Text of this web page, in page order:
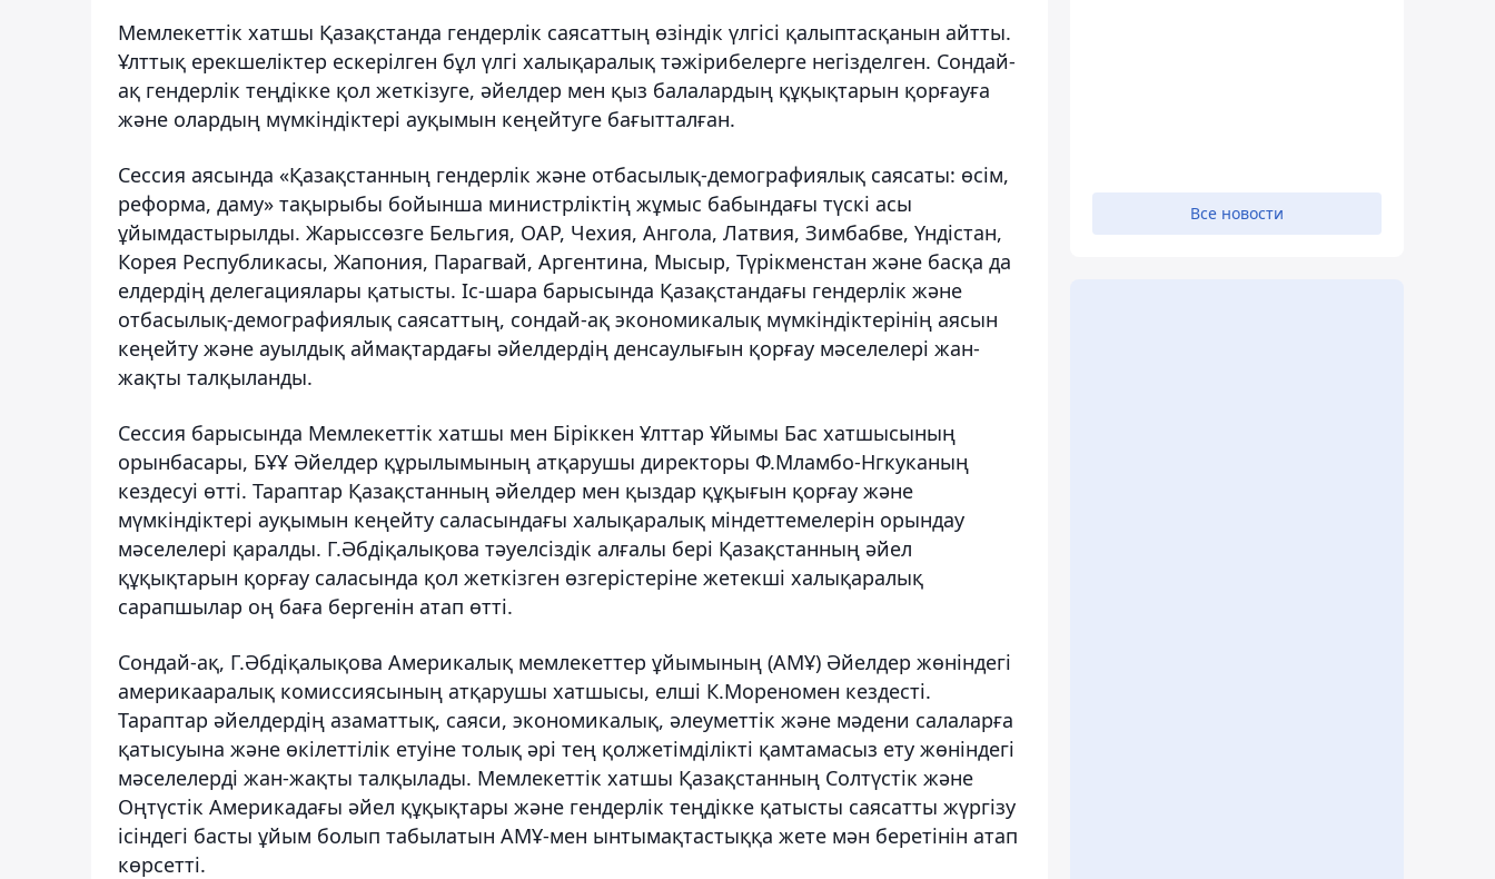
Мемлекеттік хатшы Қазақстанда гендерлік саясаттың өзіндік үлгісі қалыптасқанын айтты.
Ұлттық ерекшеліктер ескерілген бұл үлгі халықаралық тәжірибелерге негізделген. Сондай-
ақ гендерлік теңдікке қол жеткізуге, әйелдер мен қыз балалардың құқықтарын қорғауға
және олардың мүмкіндіктері ауқымын кеңейтуге бағытталған.
Сессия аясында «Қазақстанның гендерлік және отбасылық-демографиялық саясаты: өсім,
реформа, даму» тақырыбы бойынша министрліктің жұмыс бабындағы түскі асы
ұйымдастырылды. Жарыссөзге Бельгия, ОАР, Чехия, Ангола, Латвия, Зимбабве, Үндістан,
Корея Республикасы, Жапония, Парагвай, Аргентина, Мысыр, Түрікменстан және басқа да
елдердің делегациялары қатысты. Іс-шара барысында Қазақстандағы гендерлік және
отбасылық-демографиялық саясаттың, сондай-ақ экономикалық мүмкіндіктерінің аясын
кеңейту және ауылдық аймақтардағы әйелдердің денсаулығын қорғау мәселелері жан-
жақты талқыланды.
Сессия барысында Мемлекеттік хатшы мен Біріккен Ұлттар Ұйымы Бас хатшысының
орынбасары, БҰҰ Әйелдер құрылымының атқарушы директоры Ф.Мламбо-Нгкуканың
кездесуі өтті. Тараптар Қазақстанның әйелдер мен қыздар құқығын қорғау және
мүмкіндіктері ауқымын кеңейту саласындағы халықаралық міндеттемелерін орындау
мәселелері қаралды. Г.Әбдіқалықова тәуелсіздік алғалы бері Қазақстанның әйел
құқықтарын қорғау саласында қол жеткізген өзгерістеріне жетекші халықаралық
сарапшылар оң баға бергенін атап өтті.
Сондай-ақ, Г.Әбдіқалықова Америкалық мемлекеттер ұйымының (АМҰ) Әйелдер жөніндегі
америкааралық комиссиясының атқарушы хатшысы, елші К.Мореномен кездесті.
Тараптар әйелдердің азаматтық, саяси, экономикалық, әлеуметтік және мәдени салаларға
қатысуына және өкілеттілік етуіне толық әрі тең қолжетімділікті қамтамасыз ету жөніндегі
мәселелерді жан-жақты талқылады. Мемлекеттік хатшы Қазақстанның Солтүстік және
Оңтүстік Америкадағы әйел құқықтары және гендерлік теңдікке қатысты саясатты жүргізу
ісіндегі басты ұйым болып табылатын АМҰ-мен ынтымақтастыққа жете мән беретінін атап
көрсетті.
Все новости